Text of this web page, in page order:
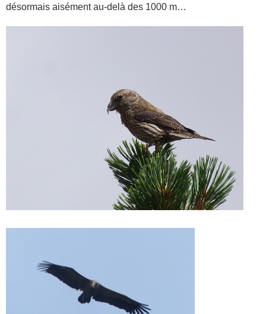
désormais aisément au-delà des 1000 m…